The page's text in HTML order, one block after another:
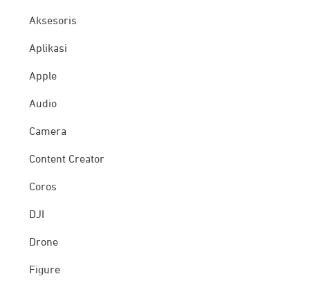
Aksesoris
Aplikasi
Apple
Audio
Camera
Content Creator
Coros
DJI
Drone
Figure